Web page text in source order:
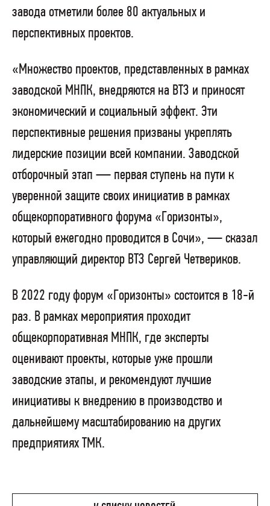
завода отметили более 80 актуальных и
перспективных проектов.
«Множество проектов, представленных в рамках
заводской МНПК, внедряются на ВТЗ и приносят
экономический и социальный эффект. Эти
перспективные решения призваны укреплять
лидерские позиции всей компании. Заводской
отборочный этап — первая ступень на пути к
уверенной защите своих инициатив в рамках
общекорпоративного форума «Горизонты»,
который ежегодно проводится в Сочи», — сказал
управляющий директор ВТЗ Сергей Четвериков.
В 2022 году форум «Горизонты» состоится в 18-й
раз. В рамках мероприятия проходит
общекорпоративная МНПК, где эксперты
оценивают проекты, которые уже прошли
заводские этапы, и рекомендуют лучшие
инициативы к внедрению в производство и
дальнейшему масштабированию на других
предприятиях ТМК.